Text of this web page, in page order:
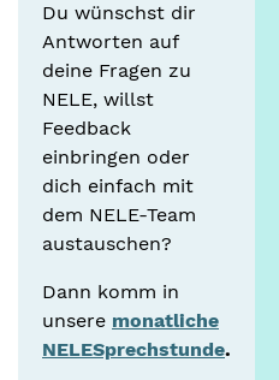
Du wünschst dir
Antworten auf
deine Fragen zu
NELE, willst
Feedback
einbringen oder
dich einfach mit
dem NELE-Team
austauschen?
Dann komm in
unsere monatliche
NELESprechstunde.